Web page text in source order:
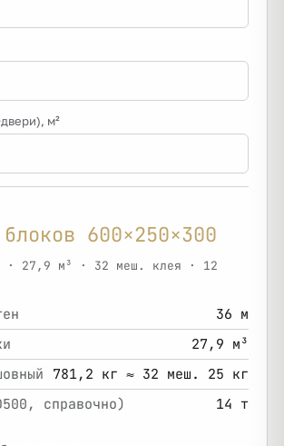
, м²
блоков 600×250×300
· 27,9 м³ · 32 меш. клея · 12
36 м
27,9 м³
781,2 кг ≈ 32 меш. 25 кг
справочно)
14 т